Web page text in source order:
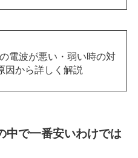
電波が悪い・弱い時の対
因から詳しく解説
中で一番安いわけでは